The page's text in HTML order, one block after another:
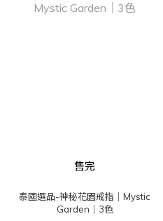
售完
泰國選品-神秘花園戒指｜Mystic
Garden｜3色